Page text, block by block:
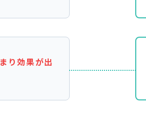
り効果が出